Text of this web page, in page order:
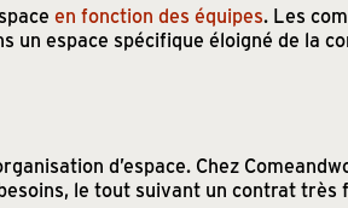
en fonction des équipes. Les
un espace spécifique éloigné de la
d’espace. Chez
le tout suivant un contrat très